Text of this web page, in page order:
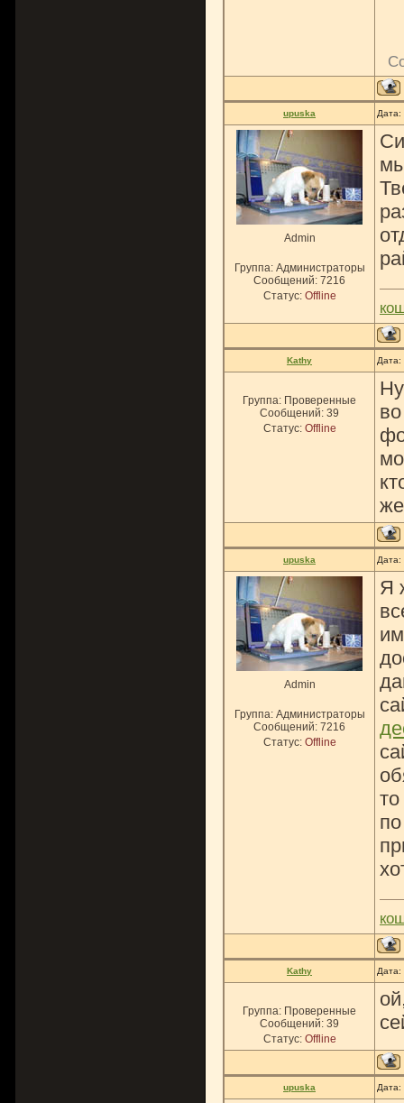
upuska Дата:
Admin
Группа: Администраторы
Сообщений: 7216
Статус: Offline
Kathy Дата:
Группа: Проверенные
Сообщений: 39
Статус: Offline
upuska Дата:
Admin
Группа: Администраторы
Сообщений: 7216
Статус: Offline
Я
Kathy Дата:
Группа: Проверенные
Сообщений: 39
Статус: Offline
upuska Дата: